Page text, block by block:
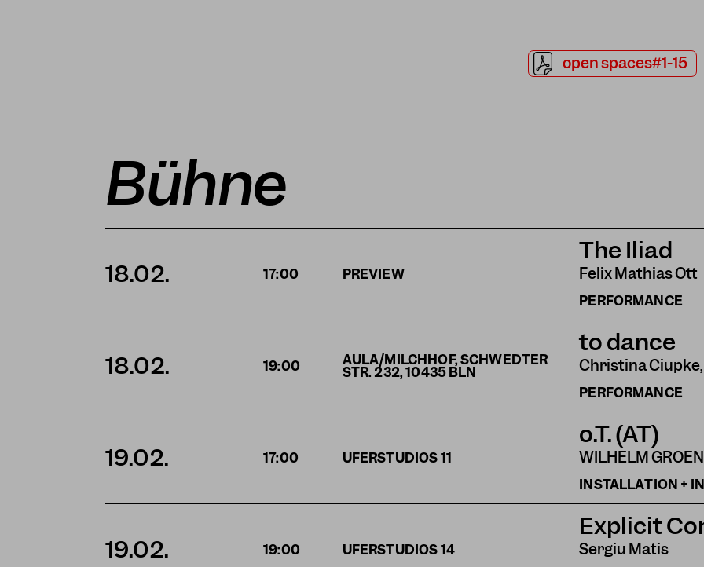
open spaces#1-15
Bühne
The Iliad
Felix Mathias Ott
PERFORMANCE
18.02. 17:00 PREVIEW
to dance
Christina
PERFORMANCE
18.02. 19:00 AULA/MILCHHOF, SCHWEDTER
STR. 232, 10435 BLN
o.T. (AT)
WILHELM
INSTALLATION +
19.02. 17:00 UFERSTUDIOS11
Explicit
Sergiu Matis
19.02. 19:00 UFERSTUDIOS14